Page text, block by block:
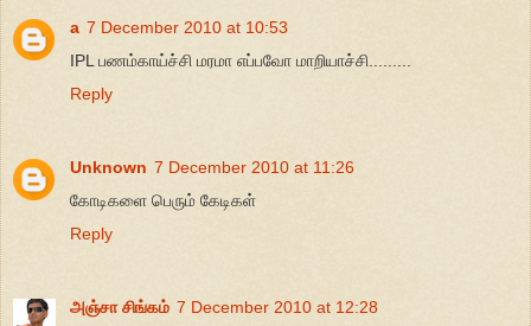
a 7 December 2010 at 10:53
IPL பணம்காய்ச்சி மரமா எப்பவோ மாறியாச்சி.........
Reply
Unknown 7 December 2010 at 11:26
கோடிகளை பெரும் கேடிகள்
Reply
அஞ்சா சிங்கம் 7 December 2010 at 12:28